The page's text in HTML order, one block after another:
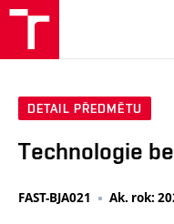
DETAIL PŘEDMĚTU
Technologie
FAST-BJA021 Ak. rok: